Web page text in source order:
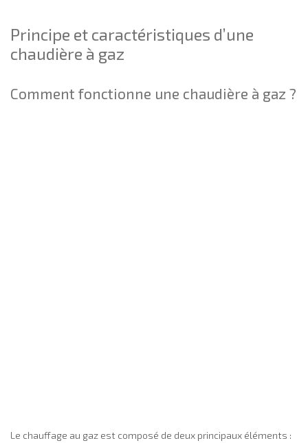
Principe et caractéristiques d’une
chaudière à gaz
Comment fonctionne une chaudière à gaz ?
Le chauffage au gaz est composé de deux principaux éléments :